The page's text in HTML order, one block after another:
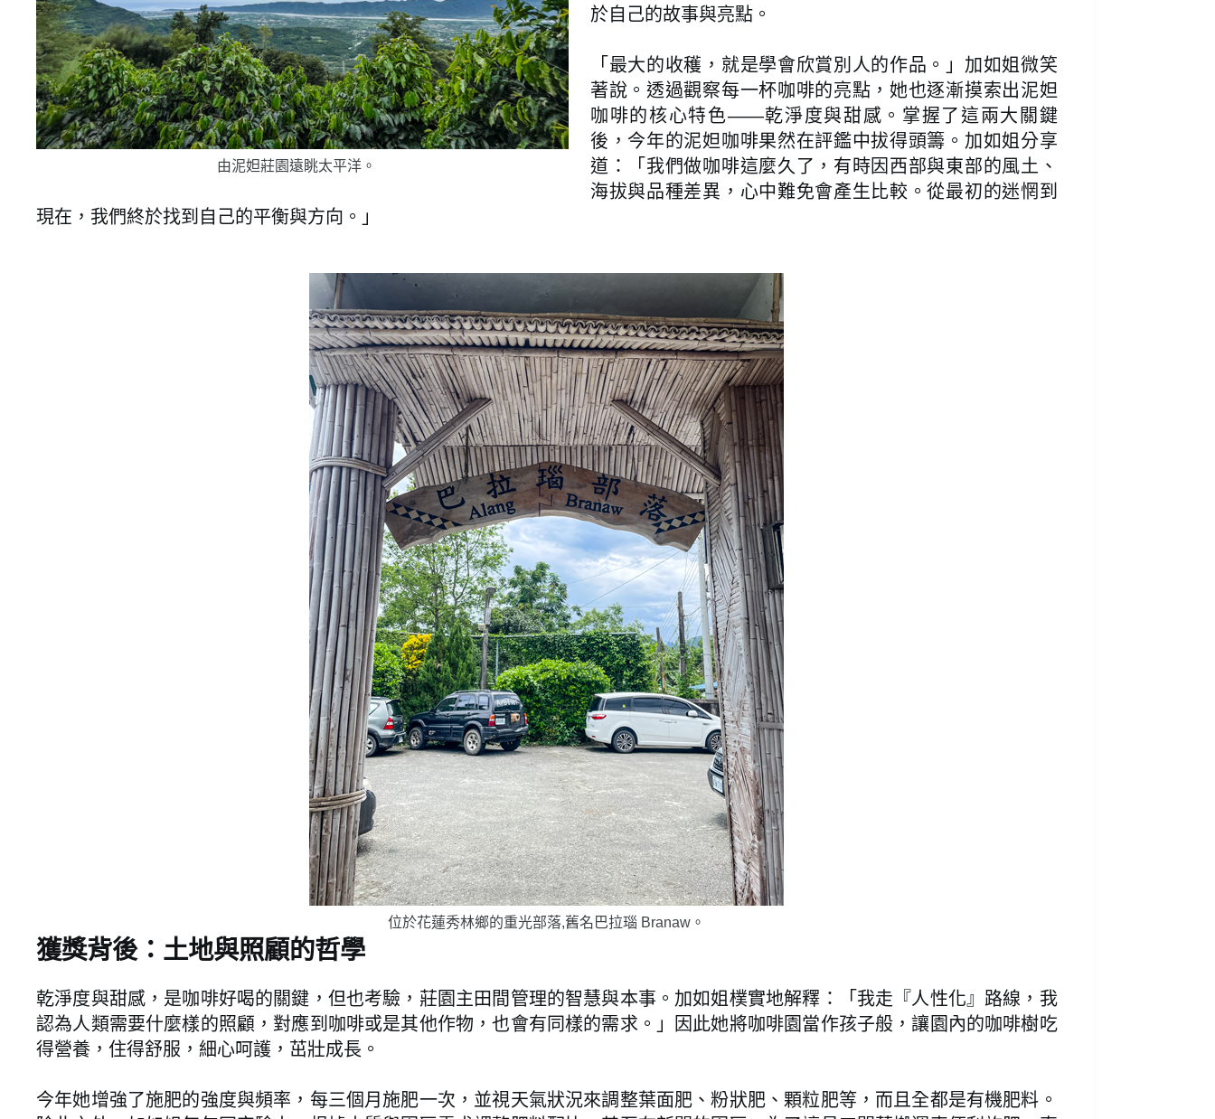
由泥妲莊園遠眺太平洋。
於自己的故事與亮點。
「最大的收穫，就是學會欣賞別人的作品。」加如姐微笑
著說。透過觀察每一杯咖啡的亮點，她也逐漸摸索出泥妲
咖啡的核心特色——乾淨度與甜感。掌握了這兩大關鍵
後，今年的泥妲咖啡果然在評鑑中拔得頭籌。加如姐分享
道：「我們做咖啡這麼久了，有時因西部與東部的風土、
海拔與品種差異，心中難免會產生比較。從最初的迷惘到
現在，我們終於找到自己的平衡與方向。」
位於花蓮秀林鄉的重光部落,舊名巴拉瑙 Branaw。
獲獎背後：土地與照顧的哲學
乾淨度與甜感，是咖啡好喝的關鍵，但也考驗，莊園主田間管理的智慧與本事。加如姐樸實地解釋：「我走『人性化』路線，我
認為人類需要什麼樣的照顧，對應到咖啡或是其他作物，也會有同樣的需求。」因此她將咖啡園當作孩子般，讓園內的咖啡樹吃
得營養，住得舒服，細心呵護，茁壯成長。
今年她增強了施肥的強度與頻率，每三個月施肥一次，並視天氣狀況來調整葉面肥、粉狀肥、顆粒肥等，而且全都是有機肥料。